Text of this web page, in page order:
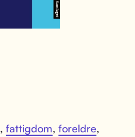
, fattigdom, foreldre,